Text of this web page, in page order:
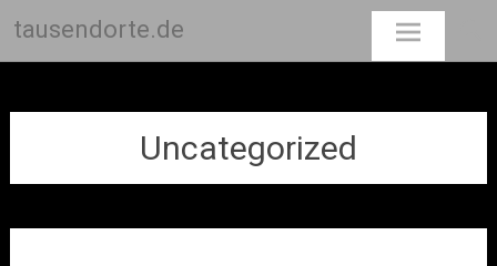
tausendorte.de
Uncategorized